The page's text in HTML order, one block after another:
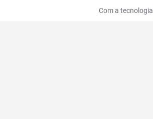
Com a tecnologia